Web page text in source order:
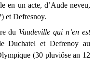
en un acte, d’Aude neveu,
et Defresnoy.
du Vaudeville qui n’en est
Duchatel et Defrenoy au
(30 pluviôse an 12